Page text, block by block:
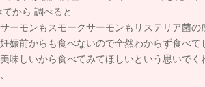
てから 調べると
ーモンもスモークサーモンもリステリア菌
娠前からも食べないので全然わからず食べ
味しいから食べてみてほしいという思いで